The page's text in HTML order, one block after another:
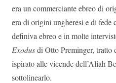
era un commerciante ebreo di
era di origini ungheresi e di fede
definiva ebreo e in molte
Exodusdi Otto Preminger,
ispirato alle vicende dell’Aliah
sottolinearlo.